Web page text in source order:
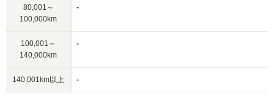
80,001～
100,000km
-
100,001～
140,000km
-
140,001km以上 -